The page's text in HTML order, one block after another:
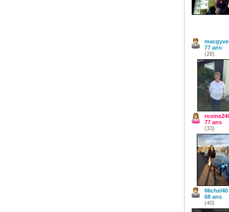
77 ans
(26)
77 ans
(33)
Michel40
68 ans
(40)